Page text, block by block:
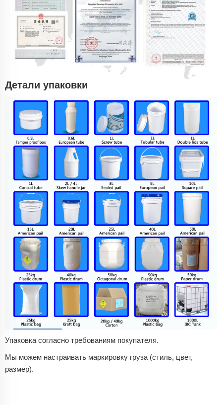
Детали упаковки
Упаковка согласно требованиям покупателя.
Мы можем настраивать маркировку груза (стиль, цвет,
размер).